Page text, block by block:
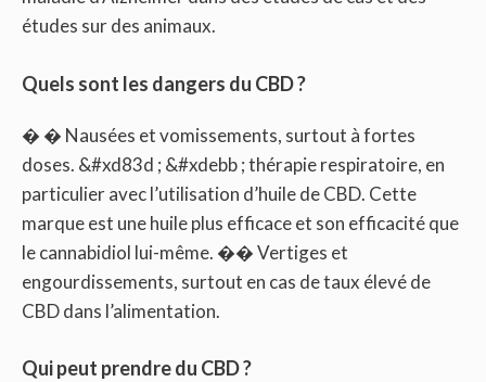
études sur des animaux.
Quels sont les dangers du CBD ?
� � Nausées et vomissements, surtout à fortes
doses. &#xd83d ; &#xdebb ; thérapie respiratoire, en
particulier avec l’utilisation d’huile de CBD. Cette
marque est une huile plus efficace et son efficacité que
le cannabidiol lui-même. �� Vertiges et
engourdissements, surtout en cas de taux élevé de
CBD dans l’alimentation.
Qui peut prendre du CBD ?